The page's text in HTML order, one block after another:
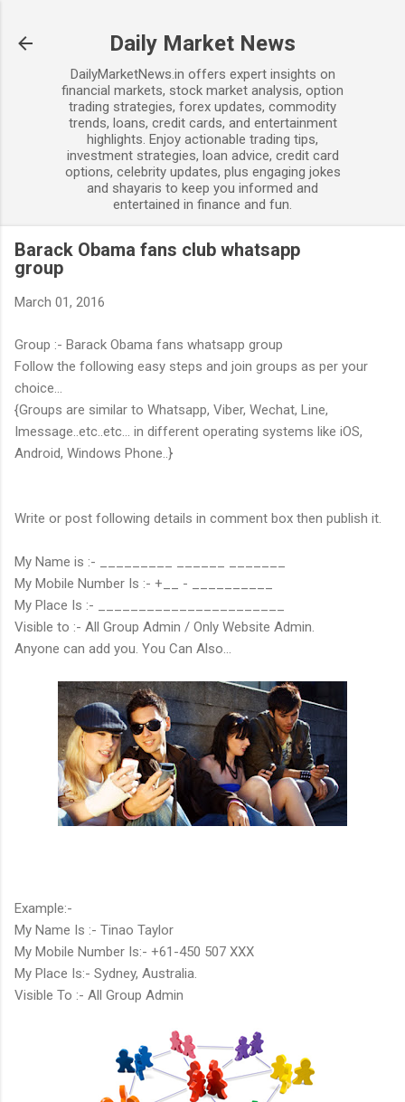
Daily Market News
DailyMarketNews.in offers expert insights on
financial markets, stock market analysis, option
trading strategies, forex updates, commodity
trends, loans, credit cards, and entertainment
highlights. Enjoy actionable trading tips,
investment strategies, loan advice, credit card
options, celebrity updates, plus engaging jokes
and shayaris to keep you informed and
entertained in finance and fun.
Barack Obama fans club whatsapp
group
March 01, 2016
Group :- Barack Obama fans whatsapp group
Follow the following easy steps and join groups as per your
choice...
{Groups are similar to Whatsapp, Viber, Wechat, Line,
Imessage..etc..etc... in different operating systems like iOS,
Android, Windows Phone..}
Write or post following details in comment box then publish it.
My Name is :- _________ ______ _______
My Mobile Number Is :- +__ - __________
My Place Is :- _______________________
Visible to :- All Group Admin / Only Website Admin.
Anyone can add you. You Can Also...
Example:-
My Name Is :- Tinao Taylor
My Mobile Number Is:- +61-450 507 XXX
My Place Is:- Sydney, Australia.
Visible To :- All Group Admin